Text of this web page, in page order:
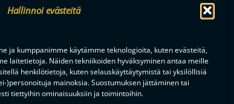
Hallinnoi evästeitä
ja kumppanimme käytämme teknologioita, kuten evästeitä,
laitetietoja. Näiden tekniikoiden hyväksyminen antaa meille
henkilötietoja, kuten selauskäyttäytymistä tai yksilöllisiä
)personoituja mainoksia. Suostumuksen jättäminen tai
tiettyihin ominaisuuksiin ja toimintoihin.
asti.